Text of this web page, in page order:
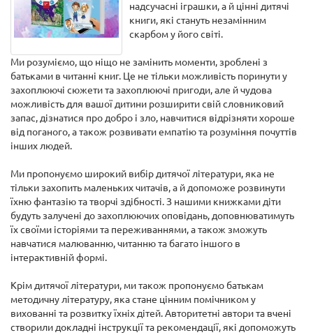
надсучасні іграшки, а й цінні дитячі
книги, які стануть незамінним
скарбом у його світі.
Ми розуміємо, що ніщо не замінить моменти, зроблені з
батьками в читанні книг. Це не тільки можливість поринути у
захоплюючі сюжети та захоплюючі пригоди, але й чудова
можливість для вашої дитини розширити свій словниковий
запас, дізнатися про добро і зло, навчитися відрізняти хороше
від поганого, а також розвивати емпатію та розуміння почуттів
інших людей.
Ми пропонуємо широкий вибір дитячої літератури, яка не
тільки захопить маленьких читачів, а й допоможе розвинути
їхню фантазію та творчі здібності. З нашими книжками діти
будуть залучені до захоплюючих оповідань, доповнюватимуть
їх своїми історіями та переживаннями, а також зможуть
навчатися малюванню, читанню та багато іншого в
інтерактивній формі.
Крім дитячої літератури, ми також пропонуємо батькам
методичну літературу, яка стане цінним помічником у
вихованні та розвитку їхніх дітей. Авторитетні автори та вчені
створили докладні інструкції та рекомендації, які допоможуть